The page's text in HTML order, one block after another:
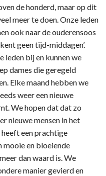
de honderd, maar op dit
meer te doen. Onze leden
ook naar de ouderensoos
geen tijd-middagen’.
leden bij en kunnen we
dames die geregeld
Elke maand hebben we
weer een nieuwe
We hopen dat dat zo
nieuwe mensen in het
een prachtige
mooie en bloeiende
dan waard is. We
manier gevierd en